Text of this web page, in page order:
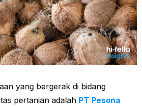
yang bergerak di bidang
pertanian adalah PT Pesona